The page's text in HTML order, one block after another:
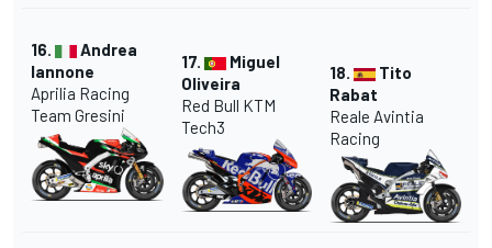
16.
Andrea
Iannone
Aprilia Racing
Team Gresini
17.
Miguel
Oliveira
Red Bull KTM
Tech3
18.
Tito
Rabat
Reale Avintia
Racing